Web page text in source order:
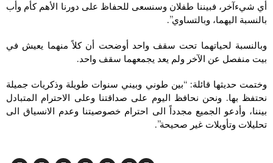
أي شيءآخر، فبيننا طفلان وسنسعى للحفاظ على دورنا الأهم كأم وأب
بالنسبة اليهما، وبالتساوي”.
وبالنسبة لحياتهما تحت سقف واحد أوضحت أن كلاً منهما يعيش في
بيت منفصل عن الآخر ولم يعد يجمعهما سقف واحد.
وختمت حديثها قائلة: “بين طوني وبيني سنوات طويلة وذكريات جميلة
نحتفظ بها. ونحن نحافظ اليوم على صداقتنا وعلى الاحترام المتبادل
بيننا، وأدعو الجميع مجدداً الى احترام خصوصيتنا وعدم الانسياق الى
تحليلات وتأويلات غير صحيحة”.